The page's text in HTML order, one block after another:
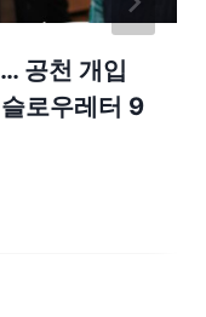
공천 개입
로우레터 9